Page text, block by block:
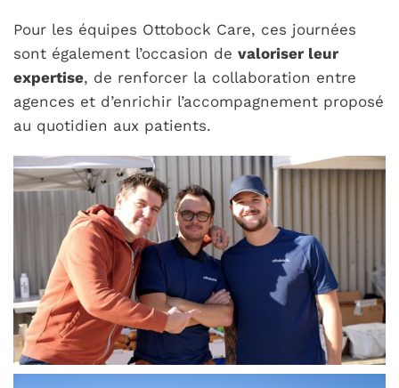
Pour les équipes Ottobock Care, ces journées
sont également l’occasion devaloriser leur
expertise, de renforcer la collaboration entre
agences et d’enrichir l’accompagnement proposé
au quotidien aux patients.